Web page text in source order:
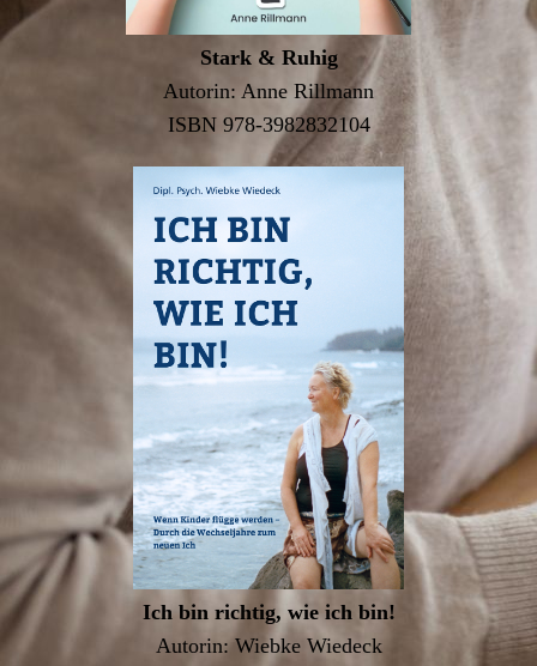
Stark & Ruhig
Autorin: Anne Rillmann
ISBN 978-3982832104
Ich bin richtig, wie ich bin!
Autorin: Wiebke Wiedeck